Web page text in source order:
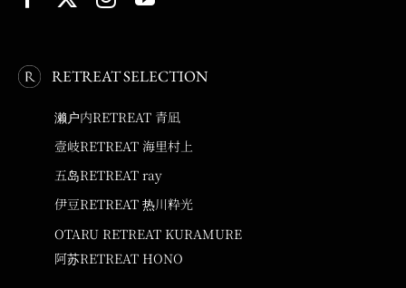
RETREAT SELECTION
濑户内RETREAT 青凪
壹岐RETREAT 海里村上
五岛RETREAT ray
伊豆RETREAT 热川粋光
OTARU RETREAT KURAMURE
阿苏RETREAT HONO